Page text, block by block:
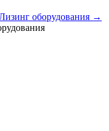
оборудования →